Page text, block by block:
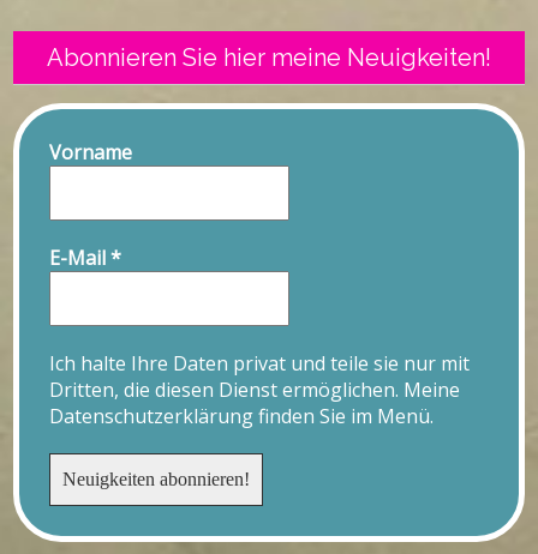
Abonnieren Sie hier meine Neuigkeiten!
Vorname
E-Mail*
Ich halte Ihre Daten privat und teile sie nur mit
Dritten, die diesen Dienst ermöglichen. Meine
Datenschutzerklärung finden Sie im Menü.